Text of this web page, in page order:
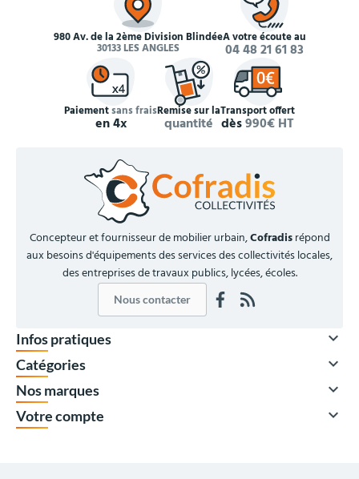
980 Av. de la 2ème Division Blindée
30133 LES ANGLES
À votre écoute au
04 48 21 61 83
Paiementsans frais
en 4x
Remise sur la
quantité
Transport offert
dès990€ HT
Concepteur et fournisseur de mobilier urbain,Cofradisrépond
aux besoins d'équipements des services des collectivités locales,
des entreprises de travaux publics, lycées, écoles.
Nous contacter
Infos pratiques 
Catégories 
Nos marques 
Votre compte 